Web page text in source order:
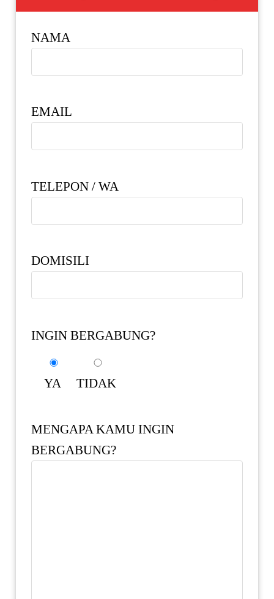
NAMA
EMAIL
TELEPON / WA
DOMISILI
INGIN BERGABUNG?
YA TIDAK
MENGAPA KAMU INGIN
BERGABUNG?